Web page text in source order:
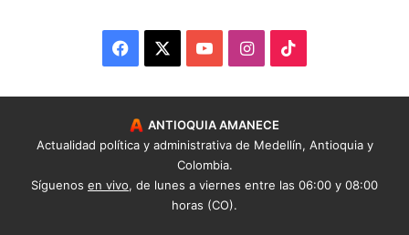
Facebook YouTubeInstagram
ANTIOQUIA AMANECE
Actualidad política y administrativa de Medellín, Antioquia y
Colombia.
Síguenos en vivo, de lunes a viernes entre las 06:00 y 08:00
horas (CO).